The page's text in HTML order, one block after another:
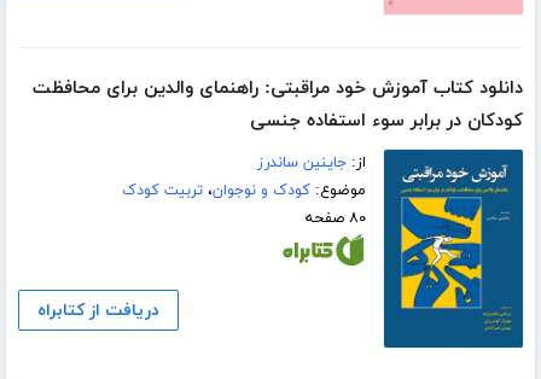
دانلود کتاب آموزش خود مراقبتی: راهنمای والدین برای محافظت
کودکان در برابر سوء‌ استفاده جنسی
از:جاینین ساندرز
موضوع:کودک و نوجوان،تربیت کودک
۸۰ صفحه
دریافت از کتابراه